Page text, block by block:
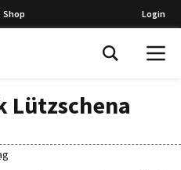
Shop Login
Lützschena